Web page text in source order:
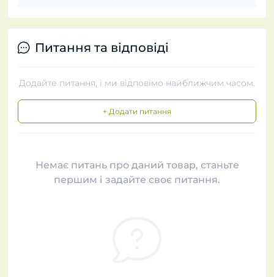
Питання та відповіді
Додайте питання, і ми відповімо найближчим часом.
+ Додати питання
Немає питань про даний товар, станьте
першим і задайте своє питання.